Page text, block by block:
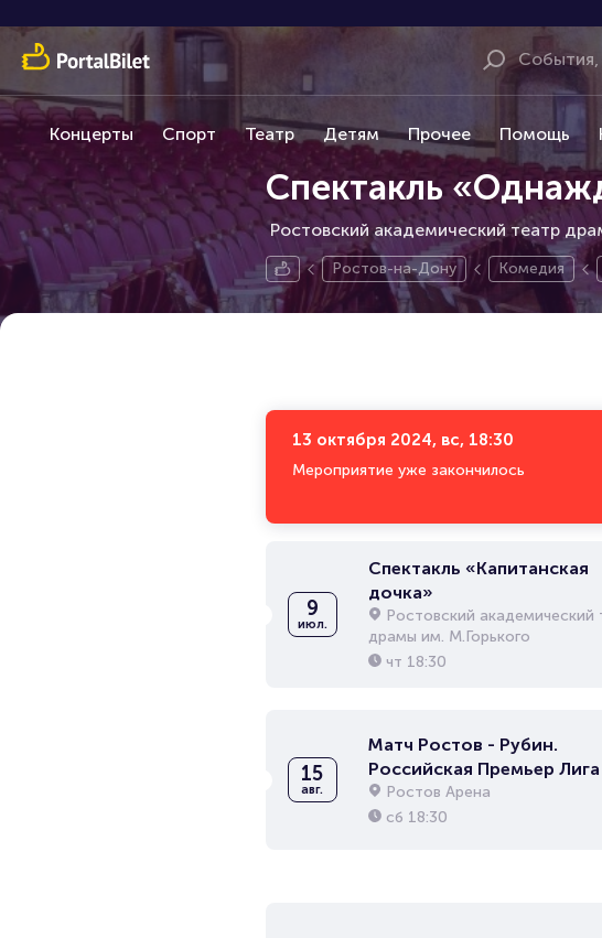
Концерты Спорт Театр Детям Прочее Помощь
Спектакль
Ростовский академический театр
Ростов-на-Дону Комедия
13 октября 2024, вс, 18:30
Мероприятие уже закончилось
9
июл.
Спектакль «Капитанская
дочка»
Ростовский академический
драмы им. М.Горького
чт 18:30
15
авг.
Матч Ростов - Рубин.
Российская Премьер Лига
Ростов Арена
сб 18:30